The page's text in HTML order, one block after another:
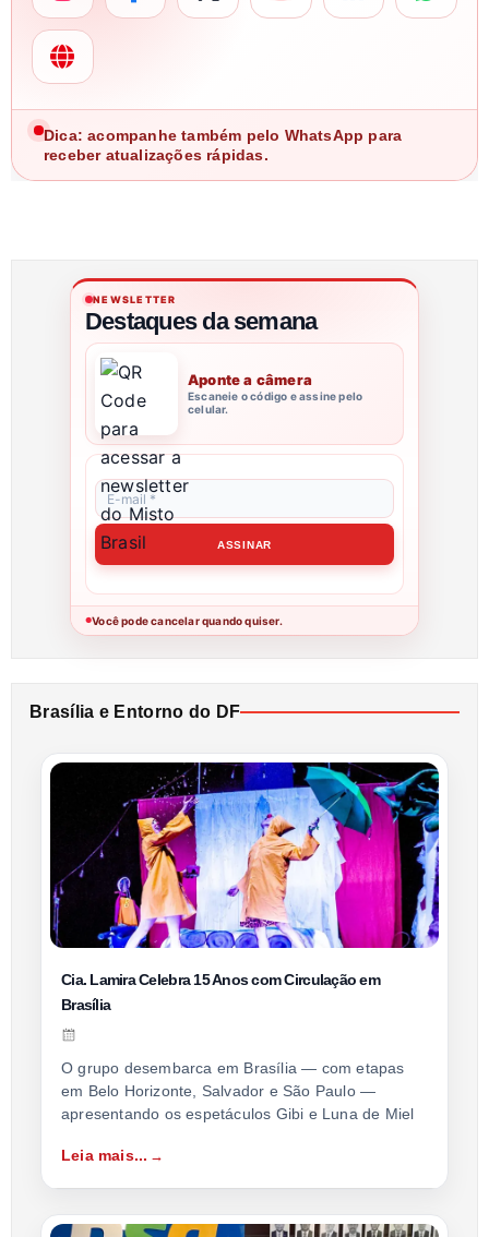
Dica: acompanhe também pelo WhatsApp para
receber atualizações rápidas.
NEWSLETTER
Destaques da semana
Aponte a câmera
Escaneie o código e assine pelo
celular.
●Você pode cancelar quando quiser.
Brasília e Entorno do DF
Cia. Lamira Celebra 15 Anos com Circulação em
Brasília
O grupo desembarca em Brasília — com etapas
em Belo Horizonte, Salvador e São Paulo —
apresentando os espetáculos Gibi e Luna de Miel
Leia mais...